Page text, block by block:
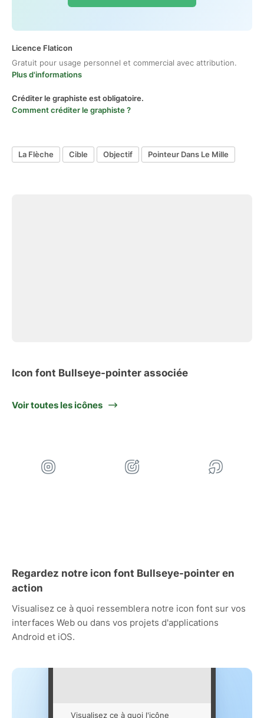
Licence Flaticon
Gratuit pour usage personnel et commercial avec attribution.
Plus d'informations
Créditer le graphiste est obligatoire.
Comment créditer le graphiste ?
La Flèche Cible Objectif Pointeur Dans Le Mille
Icon font Bullseye-pointer associée
Voir toutes les icônes
Regardez notre icon font Bullseye-pointer en
action
Visualisez ce à quoi ressemblera notre icon font sur vos
interfaces Web ou dans vos projets d'applications
Android et iOS.
Visualisez ce à quoi l'icône